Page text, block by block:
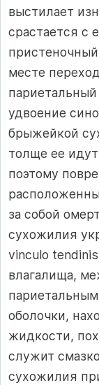
выстилает
срастается с
месте
удвоение
брыжейкой
толще ее
поэтому
за собой
сухожилия
vinculo
влагалища,
оболочки,
жидкости,
служит
сухожилия